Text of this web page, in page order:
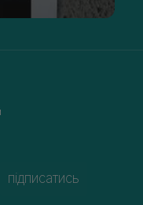
підписатись